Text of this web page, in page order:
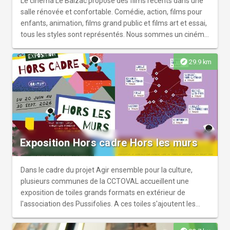
salle rénovée et confortable. Comédie, action, films pour
enfants, animation, films grand public et films art et essai,
tous les styles sont représentés. Nous sommes un cinéma
conditions et de façon conviviale. Il a le label Art & Essai.
Une formule spéciale Jeune Public est proposée avec
1,2,3 ciné, qui se décline en 1 film mensuel (la séance du
mercredi est accompagnée d'un atelier offert) et un
festival pendant les vacances scolaires. Les ciné-mardis
mettent en avant des films du patrimoine. Régulièrement,
des ciné-rencontres, ciné-débats sont organisés.
explore 29.9 km
Exposition Hors cadre Hors les murs
Dans le cadre du projet Agir ensemble pour la culture,
plusieurs communes de la CCTOVAL accueillent une
exposition de toiles grands formats en extérieur de
l'association des Pussifolies. A ces toiles s'ajoutent les
des ateliers de peinture avec l'artiste Patrice Naturel sur le